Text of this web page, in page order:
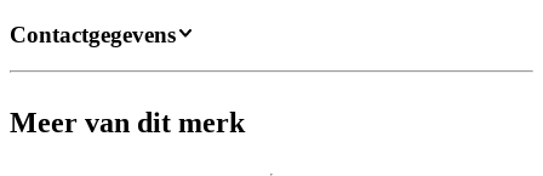
Contactgegevens
Meer van dit merk